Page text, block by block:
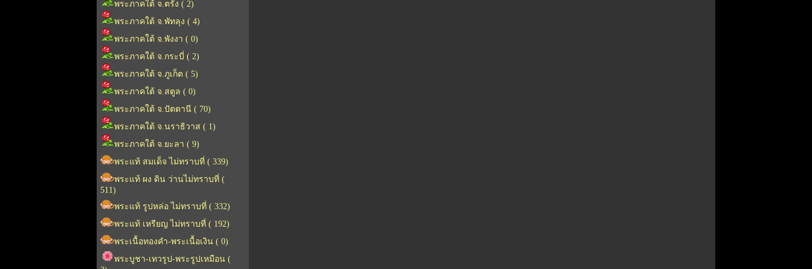
พระภาคใต้ จ.ตรัง ( 2)
พระภาคใต้ จ.พัทลุง ( 4)
พระภาคใต้ จ.พังงา ( 0)
พระภาคใต้ จ.กระบี่ ( 2)
พระภาคใต้ จ.ภูเก็ต ( 5)
พระภาคใต้ จ.สตูล ( 0)
พระภาคใต้ จ.ปัตตานี ( 70)
พระภาคใต้ จ.นราธิวาส ( 1)
พระภาคใต้ จ.ยะลา ( 9)
พระแท้ สมเด็จ ไม่ทราบที่ ( 339)
พระแท้ ผง ดิน ว่านไม่ทราบที่ (
511)
พระแท้ รูปหล่อ ไม่ทราบที่ ( 332)
พระแท้ เหรียญ ไม่ทราบที่ ( 192)
พระเนื้อทองคำ-พระเนื้อเงิน ( 0)
พระบูชา-เทวรูป-พระรูปเหมือน (